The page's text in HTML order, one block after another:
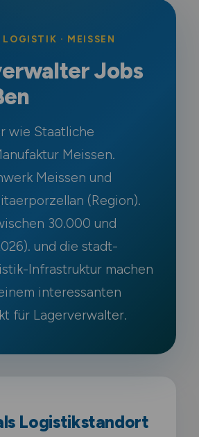
· MEISSEN
Jobs
wie Staatliche
Meissen.
Meissen und
(Region).
30.000 und
und die stadt-
Infrastruktur machen
interessanten
für Lagerverwalter.
Logistikstandort